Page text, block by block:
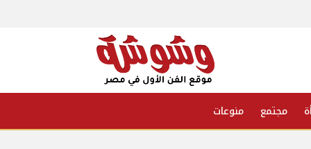
مجتمع منوعات